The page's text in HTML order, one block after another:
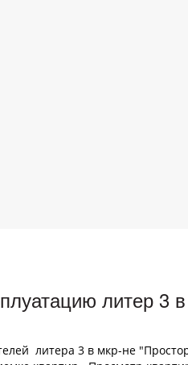
литер 3
литера 3 в мкр-не